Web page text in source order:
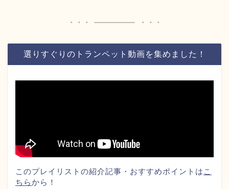
選りすぐりのトランペット動画を集めました！
このプレイリストの紹介記事・おすすめポイントは こ
ちらから！